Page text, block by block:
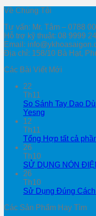
Về Chúng Tôi
Tư vấn: Mr. Tâm – 0788
Hỗ trợ kỹ thuật: 08 9999
Email:
Địa chỉ: 158/10 Bà Hạt,
Các Bài Viết Mới
22
Th11
So Sánh Tay Dao
Yesng
12
Th11
Tổng Hợp tất cả
26
Th10
SỬ DỤNG NÓN
26
Th10
Sử Dụng Đúng
Các Sản Phẩm Hay Tìm